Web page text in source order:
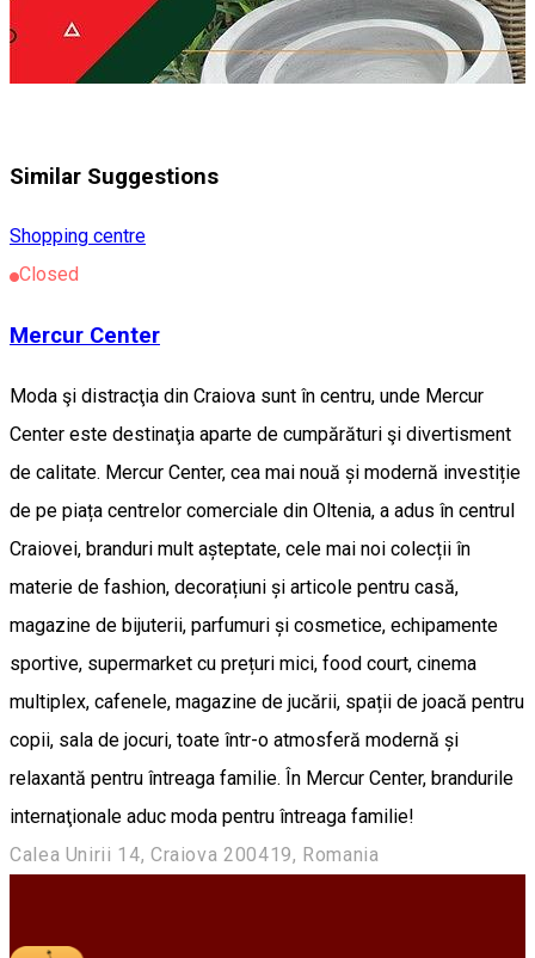
Similar Suggestions
Shopping centre
Closed
Mercur Center
Moda şi distracţia din Craiova sunt în centru, unde Mercur
Center este destinaţia aparte de cumpărături şi divertisment
de calitate. Mercur Center, cea mai nouă și modernă investiție
de pe piața centrelor comerciale din Oltenia, a adus în centrul
Craiovei, branduri mult așteptate, cele mai noi colecții în
materie de fashion, decorațiuni și articole pentru casă,
magazine de bijuterii, parfumuri și cosmetice, echipamente
sportive, supermarket cu prețuri mici, food court, cinema
multiplex, cafenele, magazine de jucării, spații de joacă pentru
copii, sala de jocuri, toate într-o atmosferă modernă și
relaxantă pentru întreaga familie. În Mercur Center, brandurile
internaţionale aduc moda pentru întreaga familie!
Calea Unirii 14, Craiova 200419, Romania